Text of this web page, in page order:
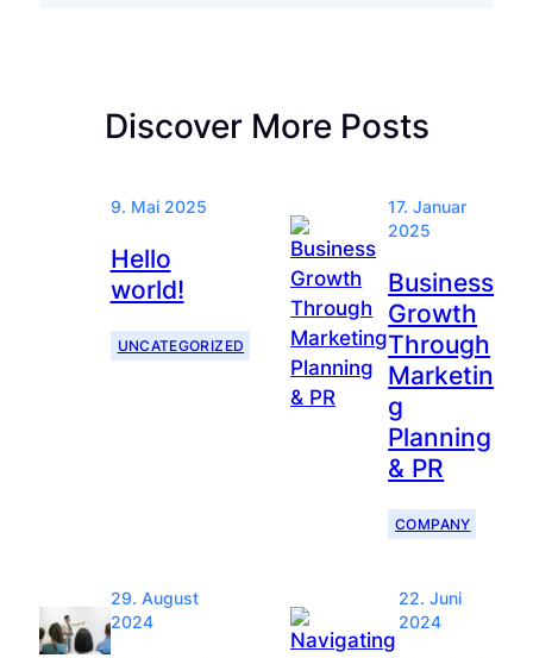
Discover More Posts
9. Mai 2025
Hello
world!
UNCATEGORIZED
17. Januar
2025
Business
Growth
Through
Marketin
g
Planning
& PR
COMPANY
29. August
2024
22. Juni
2024